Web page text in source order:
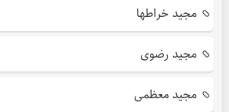
مجید خراطها
مجید رضوی
مجید معظمی